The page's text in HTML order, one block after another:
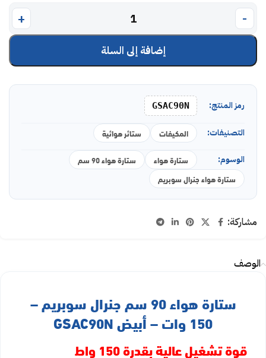
إضافة إلى السلة
رمز المنتج: GSAC90N
التصنيفات: المكيفات ستائر هوائية
الوسوم: ستارة هواء
ستارة هواء 90 سم
ستارة هواء جنرال سوبريم
مشاركة:
الوصف
ستارة هواء 90 سم جنرال سوبريم –
150 وات – أبيض GSAC90N
قوة تشغيل عالية بقدرة 150 واط